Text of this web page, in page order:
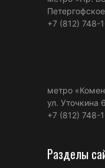
+7 (812) 748-
метро
ул. Уточкина
+7 (812) 748-
Разделы